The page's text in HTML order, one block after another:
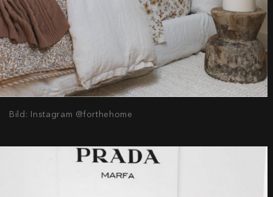
Bild: Instagram @forthehome